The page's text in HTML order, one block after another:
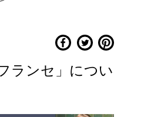
ランセ」につい